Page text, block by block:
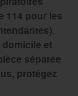
114 pour les
et
séparée
protégez